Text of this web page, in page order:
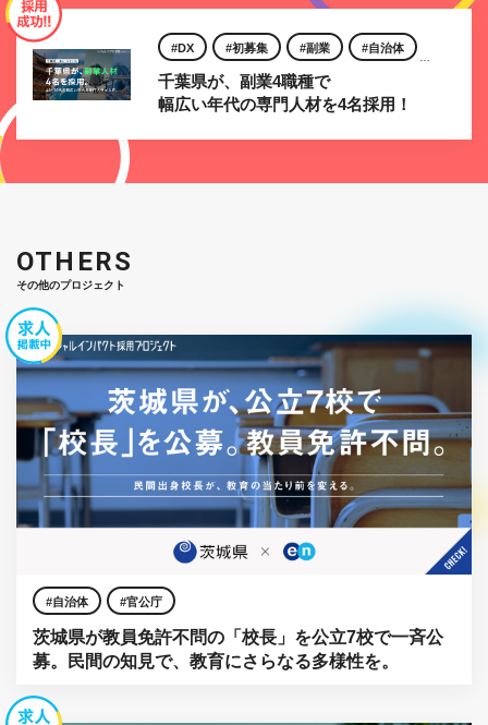
DX 初募集 副業 自治体
官公庁
千葉県が、副業4職種で
幅広い年代の専門人材を4名採用！
OTHERS
その他のプロジェクト
自治体 官公庁
茨城県が教員免許不問の「校長」を公立7校で一斉公
募。民間の知見で、教育にさらなる多様性を。